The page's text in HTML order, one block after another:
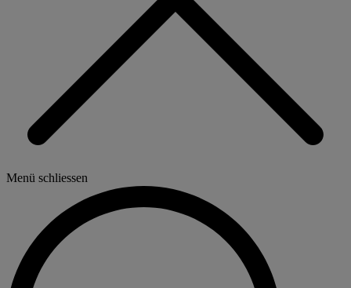
Menü schliessen